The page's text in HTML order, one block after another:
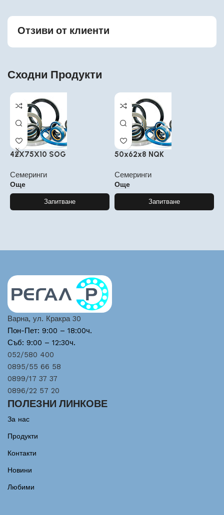
Отзиви от клиенти
Сходни Продукти
42X75X10 SOG
Семеринги
Още
Запитване
50x62x8 NQK
Семеринги
Още
Запитване
Варна, ул. Кракра 30
Пон-Пет: 9:00 – 18:00ч.
Съб: 9:00 – 12:30ч.
052/580 400
0895/55 66 58
0899/17 37 37
0896/22 57 20
ПОЛЕЗНИ ЛИНКОВЕ
За нас
Продукти
Контакти
Новини
Любими